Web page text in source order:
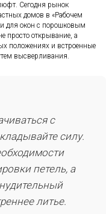
Сегодня рынок
домов в «Рабочем
для окон с порошковым
просто открывание, а
положениях и встроенные
высверливания.
с
силу.
петель, а
литье.